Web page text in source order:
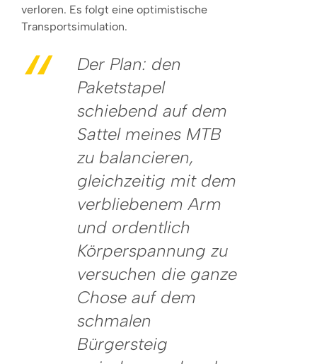
verloren. Es folgt eine optimistische
Transportsimulation.
Der Plan: den
Paketstapel
schiebend auf dem
Sattel meines MTB
zu balancieren,
gleichzeitig mit dem
verbliebenem Arm
und ordentlich
Körperspannung zu
versuchen die ganze
Chose auf dem
schmalen
Bürgersteig